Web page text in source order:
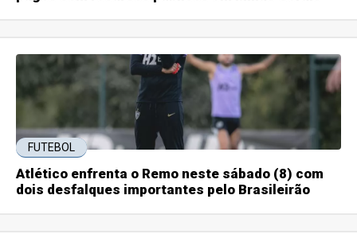
FUTEBOL
Atlético enfrenta o Remo neste sábado (8) com
dois desfalques importantes pelo Brasileirão